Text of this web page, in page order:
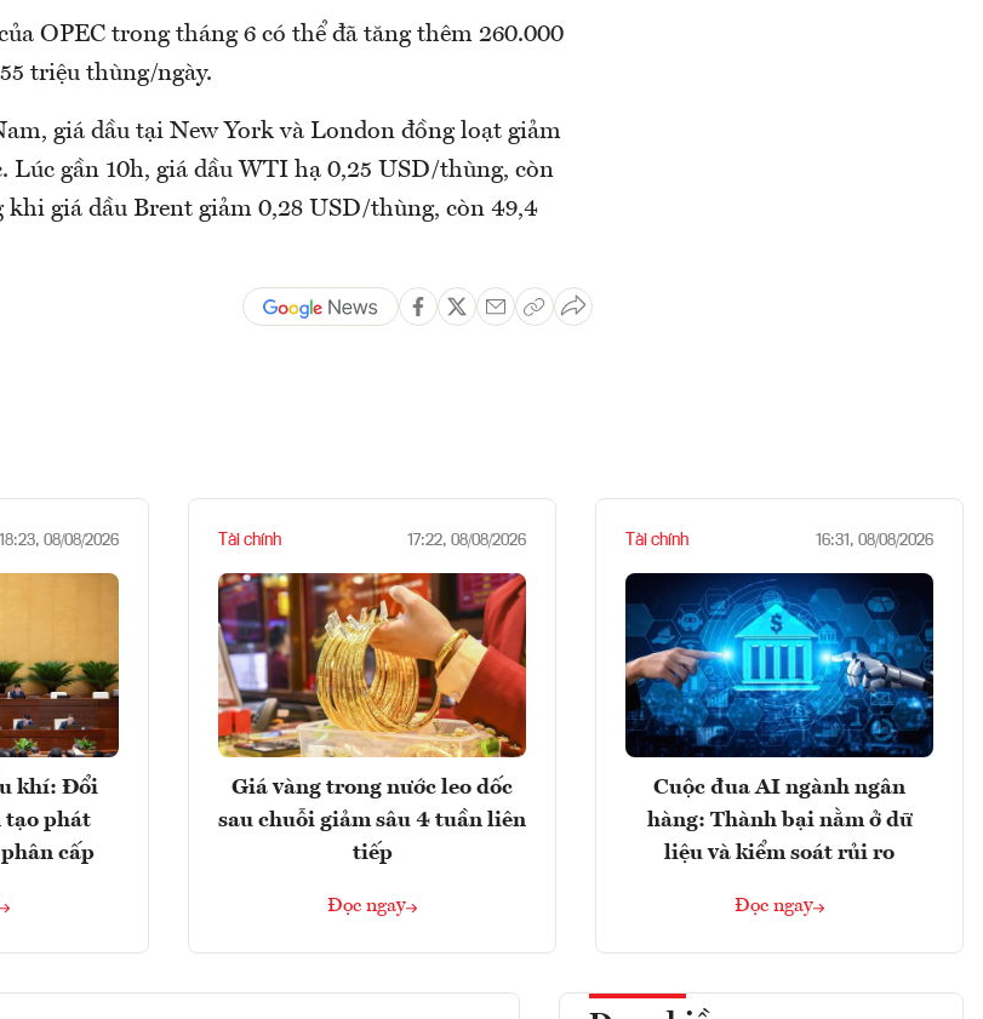
OPEC trong tháng 6 có thể đã tăng thêm 260.000
triệu thùng/ngày.
giá dầu tại New York và London đồng loạt giảm
Lúc gần 10h, giá dầu WTI hạ 0,25 USD/thùng, còn
giá dầu Brent giảm 0,28 USD/thùng, còn 49,4
18:23, 08/08/2026
khí: Đổi
tạo phát
cấp
Tài chính 17:22, 08/08/2026
Giá vàng trong nước leo dốc
sau chuỗi giảm sâu 4 tuần liên
tiếp
Đọc ngay
Tài chính 16:31, 08/08/2026
Cuộc đua AI ngành ngân
hàng: Thành bại nằm ở dữ
liệu và kiểm soát rủi ro
Đọc ngay